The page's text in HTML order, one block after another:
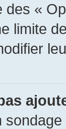
des «
limite